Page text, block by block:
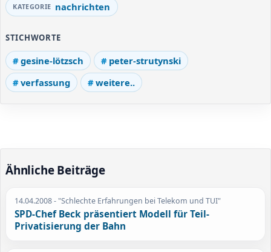
nachrichten
STICHWORTE
gesine-lötzsch
peter-strutynski
verfassung
weitere..
Ähnliche Beiträge
14.04.2008- "Schlechte Erfahrungen bei Telekom und TUI"
SPD-Chef Beck präsentiert Modell für Teil-
Privatisierung der Bahn